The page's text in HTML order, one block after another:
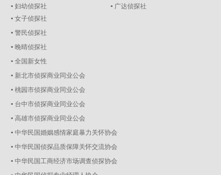
▪ 妇幼侦探社
▪ 广达侦探社
▪ 女子侦探社
▪ 警民侦探社
▪ 晚晴侦探社
▪ 全国新女性
▪ 新北市侦探商业同业公会
▪ 桃园市侦探商业同业公会
▪ 台中市侦探商业同业公会
▪ 高雄市侦探商业同业公会
▪ 中华民国婚姻感情家庭暴力关怀协会
▪ 中华民国侦探品质保障关怀交流协会
▪ 中华民国工商经济市场调查侦探协会